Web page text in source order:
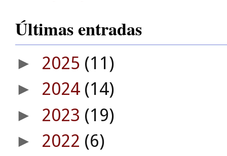
Últimas entradas
► 2025 (11)
► 2024 (14)
► 2023 (19)
► 2022 (6)